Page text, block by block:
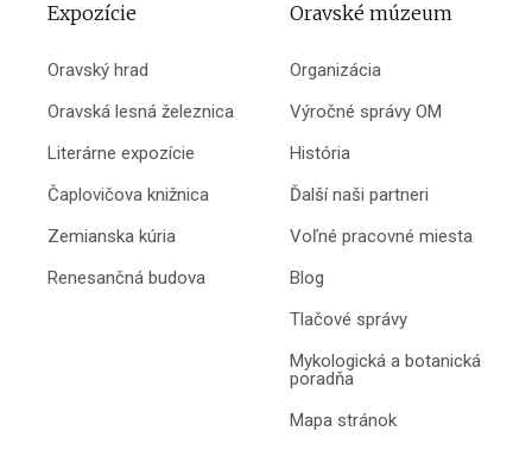
Expozície
Oravský hrad
Oravská lesná železnica
Literárne expozície
Čaplovičova knižnica
Zemianska kúria
Renesančná budova
Oravské múzeum
Organizácia
Výročné správy OM
História
Ďalší naši partneri
Voľné pracovné miesta
Blog
Tlačové správy
Mykologická a botanická
poradňa
Mapa stránok